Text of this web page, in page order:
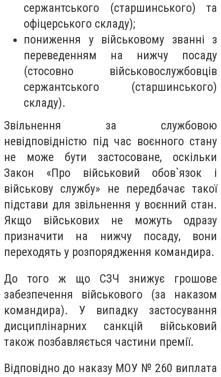
сержантського (старшинського) та
офіцерського складу);
пониження у військовому званні з
переведенням на нижчу посаду
(стосовно військовослужбовців
сержантського (старшинського)
складу).
Звільнення за службовою
невідповідністю під час воєнного стану
не може бути застосоване, оскільки
Закон «Про військовий обов`язок і
військову службу» не передбачає такої
підстави для звільнення у воєнний стан.
Якщо військових не можуть одразу
призначити на нижчу посаду, вони
переходять у розпорядження командира.
До того ж що СЗЧ знижує грошове
забезпечення військового (за наказом
командира). У випадку застосування
дисциплінарних санкцій військовий
також позбавляється частини премії.
Відповідно до наказу МОУ № 260 виплата